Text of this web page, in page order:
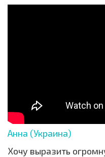
Анна (Украина)
Хочу выразить